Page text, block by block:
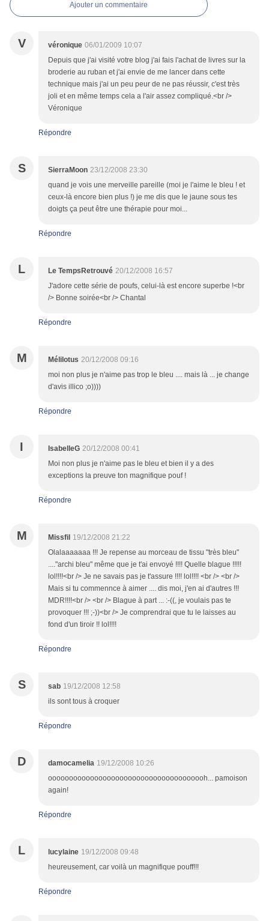
Ajouter un commentaire
V véronique 06/01/2009 10:07
Depuis que j'ai visité votre blog j'ai fais l'achat de livres sur la
broderie au ruban et j'ai envie de me lancer dans cette
technique mais j'ai un peu peur de ne pas réussir, c'est très
joli et en même temps cela a l'air assez compliqué.<br />
Véronique
Répondre
S SierraMoon 23/12/2008 23:30
quand je vois une merveille pareille (moi je l'aime le bleu ! et
ceux-là encore bien plus !) je me dis que le jaune sous tes
doigts ça peut être une thérapie pour moi...
Répondre
L Le TempsRetrouvé 20/12/2008 16:57
J'adore cette série de poufs, celui-là est encore superbe !<br
/> Bonne soirée<br /> Chantal
Répondre
M Mélilotus 20/12/2008 09:16
moi non plus je n'aime pas trop le bleu .... mais là ... je change
d'avis illico ;o))))
Répondre
I IsabelleG 20/12/2008 00:41
Moi non plus je n'aime pas le bleu et bien il y a des
exceptions la preuve ton magnifique pouf !
Répondre
M Missfil 19/12/2008 21:22
Olalaaaaaaa !!! Je repense au morceau de tissu "très bleu"
...."archi bleu" même que je t'ai envoyé !!!! Quelle blague !!!!!
lol!!!!<br /> Je ne savais pas je t'assure !!!! lol!!!! <br /> <br />
Mais si tu commennce à aimer .... dis moi, j'en ai d'autres !!!
MDR!!!!<br /> <br /> Blague à part ... :-((, je voulais pas te
provoquer !!! ;-))<br /> Je comprendrai que tu le laisses au
fond d'un tiroir !! lol!!!!
Répondre
S sab 19/12/2008 12:58
ils sont tous à croquer
Répondre
D damocamelia 19/12/2008 10:26
oooooooooooooooooooooooooooooooooooooh... pamoison
again!
Répondre
L lucylaine 19/12/2008 09:48
heureusement, car voilà un magnifique pouff!!!
Répondre